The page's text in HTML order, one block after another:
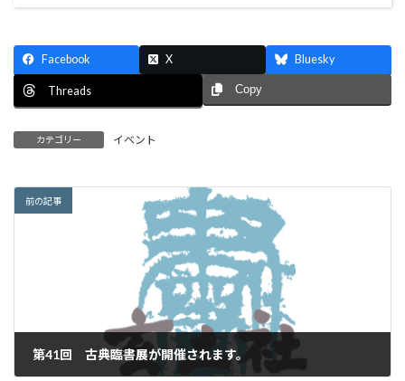
Facebook X Bluesky
Threads Copy
カテゴリー イベント
前の記事
第41回 古典臨書展が開催されます。